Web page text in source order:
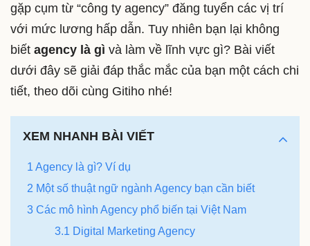
gặp cụm từ “công ty agency” đăng tuyển các vị trí
với mức lương hấp dẫn. Tuy nhiên bạn lại không
biết agency là gì và làm về lĩnh vực gì? Bài viết
dưới đây sẽ giải đáp thắc mắc của bạn một cách chi
tiết, theo dõi cùng Gitiho nhé!
XEM NHANH BÀI VIẾT
1 Agency là gì? Ví dụ
2 Một số thuật ngữ ngành Agency bạn cần biết
3 Các mô hình Agency phổ biến tại Việt Nam
3.1 Digital Marketing Agency